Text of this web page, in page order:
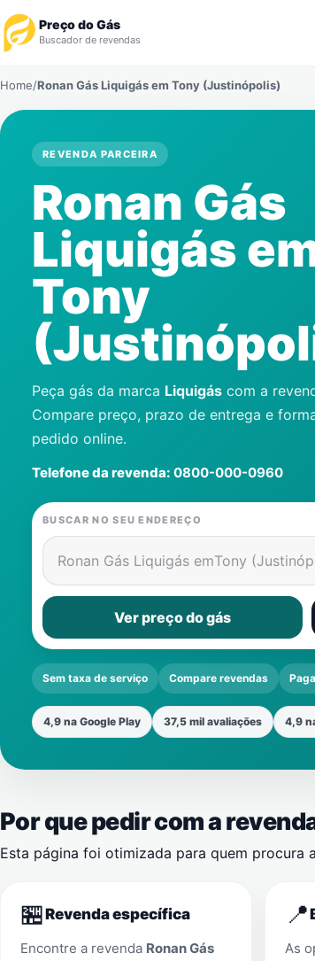
Preço do Gás
Buscador de revendas
Revendedor
Notícias
Cadastre-se
Gás
Contatos
Home/Ronan Gás Liquigás em Tony (Justinópolis)
REVENDA PARCEIRA
Ronan Gás
Liquigás
Tony
Peça gás da marca Liquigás com a
Compare preço, prazo de entrega e
pedido online.
Telefone da revenda: 0800-000-0960
BUSCAR NO SEU ENDEREÇO
Ronan Gás Liquigás emTony
Ver preço do gás
Sem taxa de serviço Compare revendas
4,9 na Google Play 37,5 mil avaliações 4,9
Por que pedir com a
Esta página foi otimizada para quem procura
🏪Revenda específica
Encontre a revenda Ronan Gás
📍
As